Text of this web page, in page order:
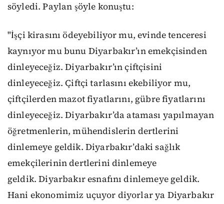
söyledi. Paylan şöyle konuştu:
"İşçi kirasını ödeyebiliyor mu, evinde tenceresi
kaynıyor mu bunu Diyarbakır’ın emekçisinden
dinleyeceğiz. Diyarbakır’ın çiftçisini
dinleyeceğiz. Çiftçi tarlasını ekebiliyor mu,
çiftçilerden mazot fiyatlarını, gübre fiyatlarını
dinleyeceğiz. Diyarbakır’da ataması yapılmayan
öğretmenlerin, mühendislerin dertlerini
dinlemeye geldik. Diyarbakır’daki sağlık
emekçilerinin dertlerini dinlemeye
geldik. Diyarbakır esnafını dinlemeye geldik.
Hani ekonomimiz uçuyor diyorlar ya Diyarbakır